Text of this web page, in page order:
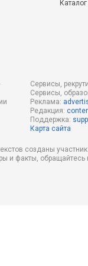
Сервисы,
Сервисы,
Реклама:
Редакция:
Поддержка:
Карта сайта
созданы
и факты,